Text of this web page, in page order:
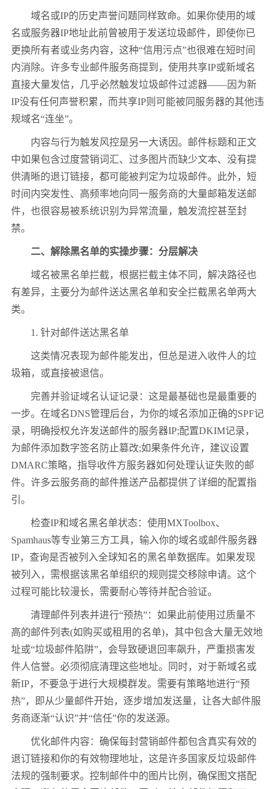
域名或IP的历史声誉问题同样致命。如果你使用的域
名或服务器IP地址此前曾被用于发送垃圾邮件，即使你已
更换所有者或业务内容，这种“信用污点”也很难在短时间
内消除。许多专业邮件服务商提到，使用共享IP或新域名
直接大量发信，几乎必然触发垃圾邮件过滤器——因为新
IP没有任何声誉积累，而共享IP则可能被同服务器的其他违
规域名“连坐”。
内容与行为触发风控是另一大诱因。邮件标题和正文
中如果包含过度营销词汇、过多图片而缺少文本、没有提
供清晰的退订链接，都可能被判定为垃圾邮件。此外，短
时间内突发性、高频率地向同一服务商的大量邮箱发送邮
件，也很容易被系统识别为异常流量，触发流控甚至封
禁。
二、解除黑名单的实操步骤：分层解决
域名被黑名单拦截，根据拦截主体不同，解决路径也
有差异，主要分为邮件送达黑名单和安全拦截黑名单两大
类。
1. 针对邮件送达黑名单
这类情况表现为邮件能发出，但总是进入收件人的垃
圾箱，或直接被退信。
完善并验证域名认证记录：这是最基础也是最重要的
一步。在域名DNS管理后台，为你的域名添加正确的SPF记
录，明确授权允许发送邮件的服务器IP;配置DKIM记录，
为邮件添加数字签名防止篡改;如果条件允许，建议设置
DMARC策略，指导收件方服务器如何处理认证失败的邮
件。许多云服务商的邮件推送产品都提供了详细的配置指
引。
检查IP和域名黑名单状态：使用MXToolbox、
Spamhaus等专业第三方工具，输入你的域名或邮件服务器
IP，查询是否被列入全球知名的黑名单数据库。如果发现
被列入，需根据该黑名单组织的规则提交移除申请。这个
过程可能比较漫长，需要耐心等待并配合验证。
清理邮件列表并进行“预热”：如果此前使用过质量不
高的邮件列表(如购买或租用的名单)，其中包含大量无效地
址或“垃圾邮件陷阱”，会导致硬退回率飙升，严重损害发
件人信誉。必须彻底清理这些地址。同时，对于新域名或
新IP，不要急于进行大规模群发。需要有策略地进行“预
热”，即从少量邮件开始，逐步增加发送量，让各大邮件服
务商逐渐“认识”并“信任”你的发送源。
优化邮件内容：确保每封营销邮件都包含真实有效的
退订链接和你的有效物理地址，这是许多国家反垃圾邮件
法规的强制要求。控制邮件中的图片比例，确保图文搭配